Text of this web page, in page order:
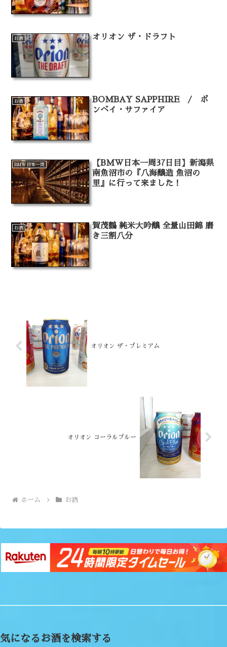
お酒 オリオン ザ・ドラフト
お酒
BOMBAY SAPPHIRE / ボ
ンベイ・サファイア
BMW日本一周
【BMW日本一周37日目】新潟県
南魚沼市の『八海醸造 魚沼の
里』に行って来ました！
お酒
賀茂鶴 純米大吟醸 全量山田錦 磨
き三割八分
オリオン ザ・プレミアム
オリオン コーラルブルー
ホーム お酒
気になるお酒を検索する